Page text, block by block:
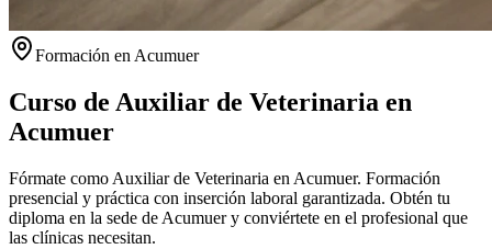
Formación en Acumuer
Curso de Auxiliar de Veterinaria en
Acumuer
Fórmate como Auxiliar de Veterinaria en Acumuer. Formación
presencial y práctica con inserción laboral garantizada. Obtén tu
diploma en la sede de Acumuery conviértete en el profesional que
las clínicas necesitan.